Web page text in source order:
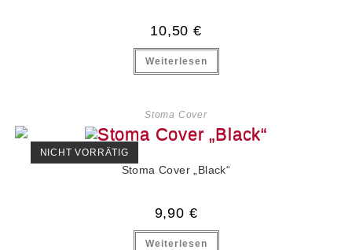
10,50 €
Weiterlesen
Stoma Cover
NICHT VORRÄTIG
Stoma Cover „Black“
9,90 €
Weiterlesen